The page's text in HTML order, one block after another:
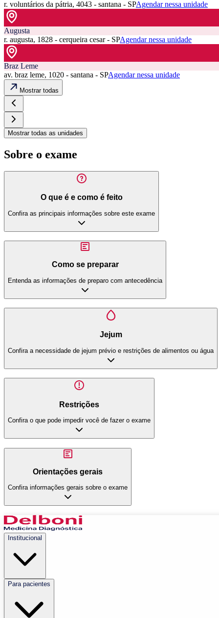
r. voluntários da pátria, 4043 - santana - SPAgendar nessa unidade
Augusta
r. augusta, 1828 - cerqueira cesar - SPAgendar nessa unidade
Braz Leme
av. braz leme, 1020 - santana - SPAgendar nessa unidade
Mostrar todas
Mostrar todas as unidades
Sobre o exame
O que é e como é feito
Confira as principais informações sobre este exame
Como se preparar
Entenda as informações de preparo com antecedência
Jejum
Confira a necessidade de jejum prévio e restrições de alimentos ou água
Restrições
Confira o que pode impedir você de fazer o exame
Orientações gerais
Confira informações gerais sobre o exame
Institucional
Para pacientes